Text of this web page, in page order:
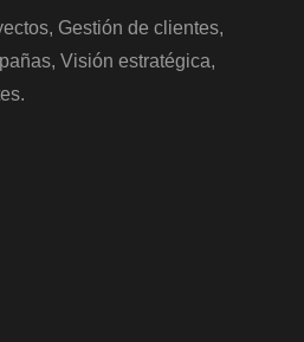
Gestión de clientes,
Visión estratégica,